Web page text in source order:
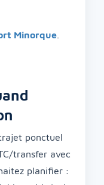
Minorque
ponctuel
transfer avec
planifier :